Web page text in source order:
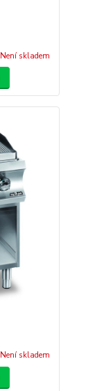
Není skladem
Není skladem